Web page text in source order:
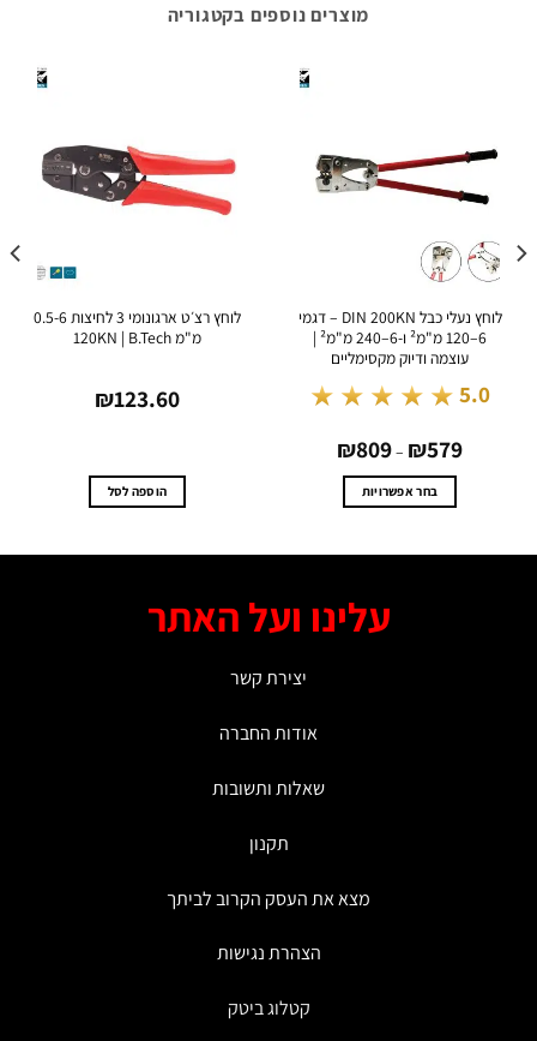
מוצרים נוספים בקטגוריה
לוחץ נעלי כבל DIN 200KN – דגמי
6–120 מ"מ² ו-6–240 מ"מ² |
עוצמה ודיוק מקסימליים
★★★★★
₪
–
₪809 מחירים:
עד
בחר אפשרויות
לוחץ רצ׳ט ארגונומי 3 לחיצות 0.5-6
₪123.60
הוספה לסל
עלינו ועל האתר
יצירת קשר
אודות החברה
שאלות ותשובות
מצא את העסק הקרוב לביתך
הצהרת נגישות
קטלוג ביטק